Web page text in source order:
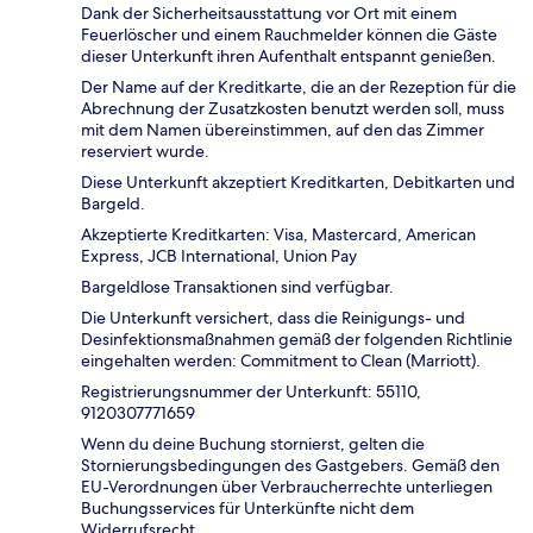
Dank der Sicherheitsausstattung vor Ort mit einem
Feuerlöscher und einem Rauchmelder können die Gäste
dieser Unterkunft ihren Aufenthalt entspannt genießen.
Der Name auf der Kreditkarte, die an der Rezeption für die
Abrechnung der Zusatzkosten benutzt werden soll, muss
mit dem Namen übereinstimmen, auf den das Zimmer
reserviert wurde.
Diese Unterkunft akzeptiert Kreditkarten, Debitkarten und
Bargeld.
Akzeptierte Kreditkarten: Visa, Mastercard, American
Express, JCB International, Union Pay
Bargeldlose Transaktionen sind verfügbar.
Die Unterkunft versichert, dass die Reinigungs- und
Desinfektionsmaßnahmen gemäß der folgenden Richtlinie
eingehalten werden: Commitment to Clean (Marriott).
Registrierungsnummer der Unterkunft: 55110,
9120307771659
Wenn du deine Buchung stornierst, gelten die
Stornierungsbedingungen des Gastgebers. Gemäß den
EU-Verordnungen über Verbraucherrechte unterliegen
Buchungsservices für Unterkünfte nicht dem